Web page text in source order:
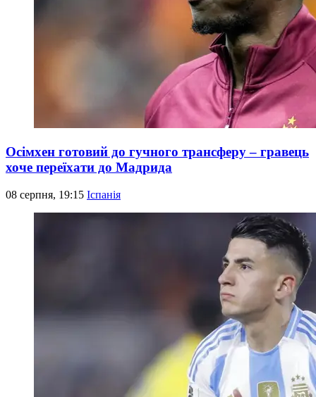
Осімхен готовий до гучного трансферу – гравець
хоче переїхати до Мадрида
08 серпня, 19:15 Іспанія